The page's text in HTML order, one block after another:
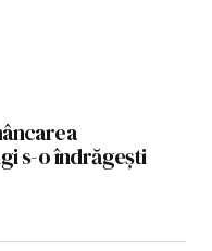
s-o îndrăgeşti